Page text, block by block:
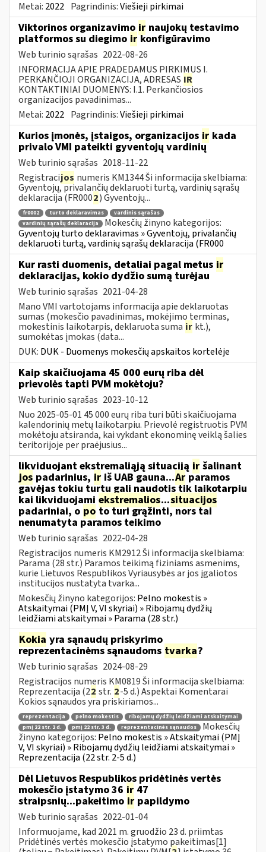
Metai: 2022 Pagrindinis:Viešieji pirkimai
Viktorinos organizavimo ir naujokų testavimo
platformos su diegimo irkonfigūravimo
Web turinio sąrašas 2022-08-26
INFORMACIJA APIE PRADEDAMUS PIRKIMUS I.
PERKANČIOJI ORGANIZACIJA, ADRESAS IR
KONTAKTINIAI DUOMENYS: I.1. Perkančiosios
organizacijos pavadinimas...
Metai: 2022 Pagrindinis:Viešieji pirkimai
Kurios įmonės, įstaigos, organizacijos ir kada
privalo VMI pateikti gyventojų vardinių
Web turinio sąrašas 2018-11-22
Registracijos numeris KM1344 Ši informacija skelbiama:
Gyventojų, privalančių deklaruoti turtą, vardinių sąrašų
deklaracija (FR0002) Gyventojų...
fr0002 turto deklaravimas
vardinis sąrašas
vardinių sąrašų deklaracija
Mokesčių žinyno kategorijos:
Gyventojų turto deklaravimas » Gyventojų, privalančių
deklaruoti turtą, vardinių sąrašų deklaracija (FR000
Kur rasti duomenis, detaliai pagal metus ir
deklaracijas, kokio dydžio sumą turėjau
Web turinio sąrašas 2021-04-28
Mano VMI vartotojams informacija apie deklaruotas
sumas (mokesčio pavadinimas, mokėjimo terminas,
mokestinis laikotarpis, deklaruota suma ir kt.),
sumokėtas įmokas (data...
DUK: DUK - Duomenys mokesčių apskaitos kortelėje
Kaip skaičiuojama 45 000 eurų riba dėl
prievolės tapti PVM mokėtoju?
Web turinio sąrašas 2023-10-12
Nuo 2025-05-01 45 000 eurų riba turi būti skaičiuojama
kalendorinių metų laikotarpiu. Prievolė registruotis PVM
mokėtoju atsiranda, kai vykdant ekonominę veiklą šalies
teritorijoje per praėjusius...
likviduojant ekstremaliąją situaciją ir šalinant
jos padarinius, ir iš UAB gauna...Ar paramos
gavėjas tokiu turtu gali naudotis tik laikotarpiu
kai likviduojami ekstremalios...situacijos
padariniai, o po to turi grąžinti, nors tai
nenumatyta paramos teikimo
Web turinio sąrašas 2022-04-28
Registracijos numeris KM2912 Ši informacija skelbiama:
Parama (28 str.) Paramos teikimą fiziniams asmenims,
kurie Lietuvos Respublikos Vyriausybės ar jos įgaliotos
institucijos nustatyta tvarka...
Mokesčių žinyno kategorijos: Pelno mokestis »
Atskaitymai (PMĮ V, VI skyriai) » Ribojamų dydžių
leidžiami atskaitymai » Parama (28 str.)
Kokia yra sąnaudų priskyrimo
reprezentacinėms sąnaudoms tvarka?
Web turinio sąrašas 2024-08-29
Registracijos numeris KM0819 Ši informacija skelbiama:
Reprezentacija (22 str. 2-5 d.) Aspektai Komentarai
Kokios sąnaudos yra priskiriamos...
reprezentacija pelno mokestis
ribojamų dydžių leidžiami atskaitymai
pmį 22 str. 2 d.
pmį 22 str. 3 d. reprezentacinės sąnaudos
Mokesčių
žinyno kategorijos: Pelno mokestis » Atskaitymai (PMĮ
V, VI skyriai) » Ribojamų dydžių leidžiami atskaitymai »
Reprezentacija (22 str. 2-5 d.)
Dėl Lietuvos Respublikos pridėtinės vertės
mokesčio įstatymo 36 ir 47
straipsnių...pakeitimo ir papildymo
Web turinio sąrašas 2022-01-04
Informuojame, kad 2021 m. gruodžio 23 d. priimtas
Pridėtinės vertės mokesčio įstatymo pakeitimas[1]